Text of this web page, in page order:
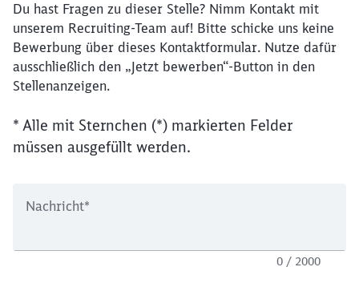
Du hast Fragen zu dieser Stelle? Nimm Kontakt mit
unserem Recruiting-Team auf! Bitte schicke uns keine
Bewerbung über dieses Kontaktformular. Nutze dafür
ausschließlich den „Jetzt bewerben“-Button in den
Stellenanzeigen.
* Alle mit Sternchen (*) markierten Felder
müssen ausgefüllt werden.
Nachricht*
0 / 2000